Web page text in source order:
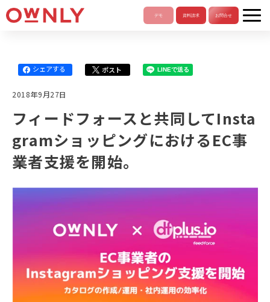
シェアする ポスト LINEで送る
2018年9月27日
フィードフォースと共同してInsta
gramショッピングにおけるEC事
業者支援を開始。